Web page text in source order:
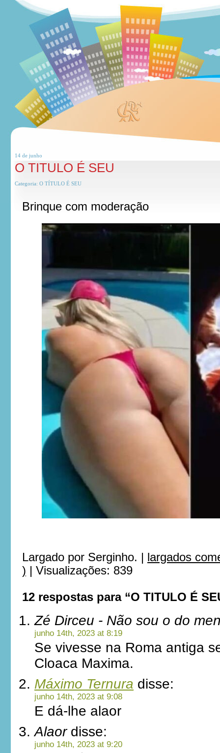
14 de junho
O TITULO É SEU
Categoria: O TÍTULO É SEU
Brinque com moderação
Largado por Serginho. | largados
) | Visualizações: 839
12 respostas para “O TITULO É
Zé Dirceu - Não sou o do
junho 14th, 2023 at 8:19
Se vivesse na Roma antiga
Cloaca Maxima.
Máximo Ternura disse:
junho 14th, 2023 at 9:08
E dá-lhe alaor
Alaordisse:
junho 14th, 2023 at 9:20